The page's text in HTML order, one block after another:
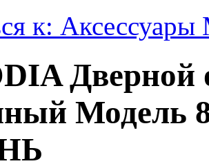
к:
Дверной